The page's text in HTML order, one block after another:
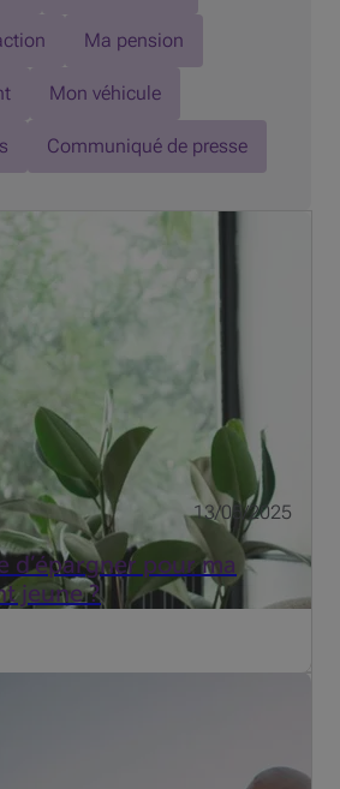
Ma pension
Mon véhicule
Communiqué de presse
13/05/2025
d’épargner pour ma
jeune ?
inutile de commencer à épargner
40 ans ? Détrompez-vous : plus
plus il vous sera facile de
substantiel qui vous permettra de
généralement pas qu'on nous le
ceux qui constatent alors que la